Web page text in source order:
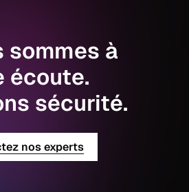
sommes à
écoute.
sécurité.
nos experts